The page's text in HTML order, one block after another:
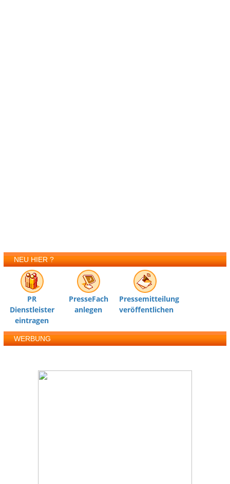
NEU HIER ?
PR
Dienstleister
eintragen
PresseFach
anlegen
Pressemitteilung
veröffentlichen
WERBUNG